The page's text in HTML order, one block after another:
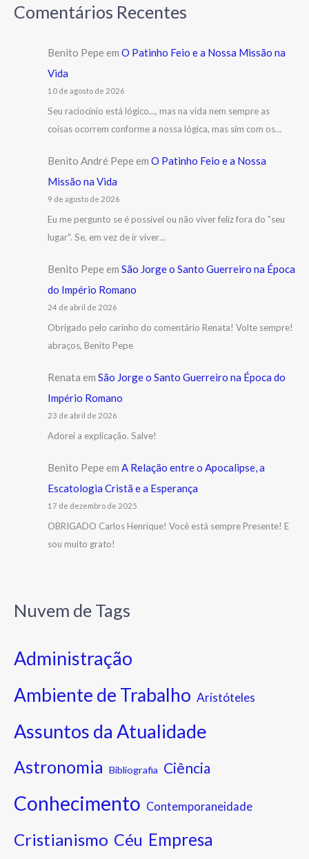
Comentários Recentes
Benito Pepe em O Patinho Feio e a Nossa Missão na
Vida
10 de agosto de 2026
Seu raciocínio está lógico..., mas na vida nem sempre as
coisas ocorrem conforme a nossa lógica, mas sim com os…
Benito André Pepe em O Patinho Feio e a Nossa
Missão na Vida
9 de agosto de 2026
Eu me pergunto se é possível ou não viver feliz fora do "seu
lugar". Se, em vez de ir viver…
Benito Pepe em São Jorge o Santo Guerreiro na Época
do Império Romano
24 de abril de 2026
Obrigado pelo carinho do comentário Renata! Volte sempre!
abraços, Benito Pepe
Renata em São Jorge o Santo Guerreiro na Época do
Império Romano
23 de abril de 2026
Adorei a explicação. Salve!
Benito Pepe em A Relação entre o Apocalipse, a
Escatologia Cristã e a Esperança
17 de dezembro de 2025
OBRIGADO Carlos Henrique! Você está sempre Presente! E
sou muito grato!
Nuvem de Tags
Administração
Ambiente de Trabalho Aristóteles
Assuntos da Atualidade
Astronomia Bibliografia Ciência
Conhecimento Contemporaneidade
Cristianismo Céu Empresa